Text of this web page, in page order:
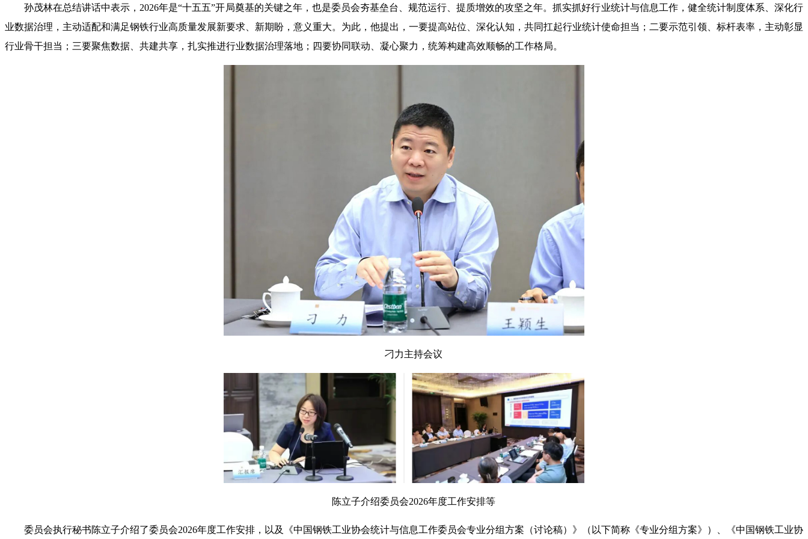
孙茂林在总结讲话中表示，2026年是“十五五”开局奠基的关键之年，也是委员会夯基垒台、规范运行、提质增效的攻坚之年。抓实抓好行业统计与信息工作，健全统计制度体系、深化行
业数据治理，主动适配和满足钢铁行业高质量发展新要求、新期盼，意义重大。为此，他提出，一要提高站位、深化认知，共同扛起行业统计使命担当；二要示范引领、标杆表率，主动彰显
行业骨干担当；三要聚焦数据、共建共享，扎实推进行业数据治理落地；四要协同联动、凝心聚力，统筹构建高效顺畅的工作格局。
刁力主持会议
陈立子介绍委员会2026年度工作安排等
委员会执行秘书陈立子介绍了委员会2026年度工作安排，以及《中国钢铁工业协会统计与信息工作委员会专业分组方案（讨论稿）》（以下简称《专业分组方案》）、《中国钢铁工业协